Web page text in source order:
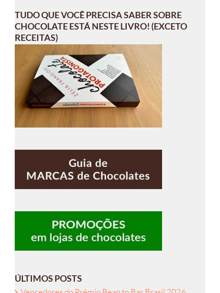
TUDO QUE VOCÊ PRECISA SABER SOBRE
CHOCOLATE ESTÁ NESTE LIVRO! (EXCETO
RECEITAS)
ÚLTIMOS POSTS